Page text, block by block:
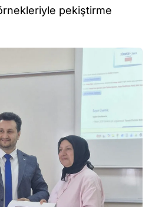
pekiştirme